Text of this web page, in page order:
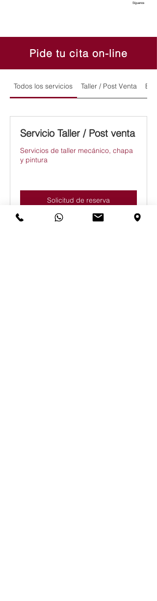
Síguenos
Todos los servicios Taller / Post Venta
Servicio Taller / Post venta
Servicios de taller mecánico, chapa
y pintura
Solicitud de reserva
Pide tu cita on-line